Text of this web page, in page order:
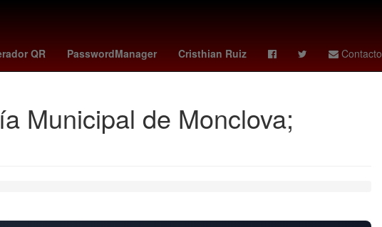
QR PasswordManager Cristhian Ruiz Contacto
de cambio dolar lafc - guadalajara HBO alianza lima - atlético grau
Municipal de Monclova;